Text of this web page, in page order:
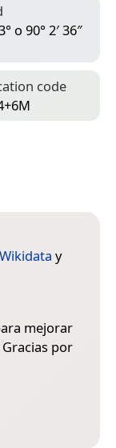
o 90° 2′ 36″
code
Wikidata y
mejorar
por